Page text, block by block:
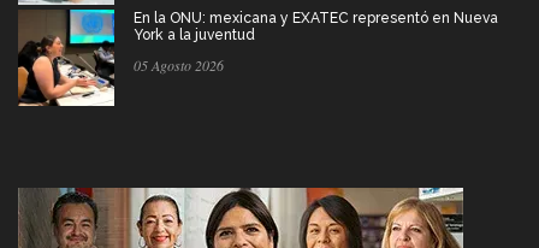
En la ONU: mexicana y EXATEC representó en Nueva
York a la juventud
05 Agosto 2026